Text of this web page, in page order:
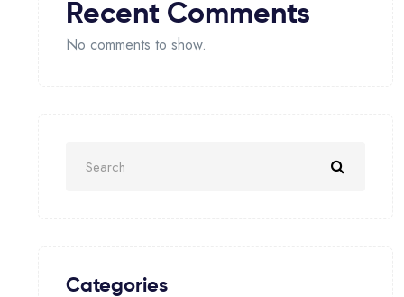
Recent Comments
No comments to show.
Categories